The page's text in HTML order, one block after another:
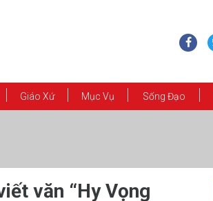
Giáo Xứ Mục Vụ Sống Đạo
văn “Hy Vọng